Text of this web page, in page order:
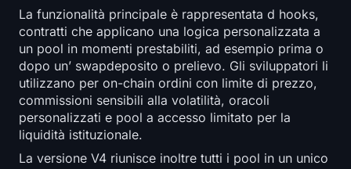
La funzionalità principale è rappresentata d hooks,
contratti che applicano una logica personalizzata a
un pool in momenti prestabiliti, ad esempio prima o
dopo un’ swapdeposito o prelievo. Gli sviluppatori li
utilizzano per on-chain ordini con limite di prezzo,
commissioni sensibili alla volatilità, oracoli
personalizzati e pool a accesso limitato per la
liquidità istituzionale.
La versione V4 riunisce inoltre tutti i pool in un unico